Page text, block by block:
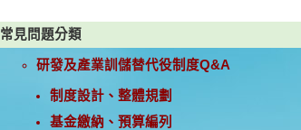
常見問題分類
研發及產業訓儲替代役制度Q&A
制度設計、整體規劃
基金繳納、預算編列